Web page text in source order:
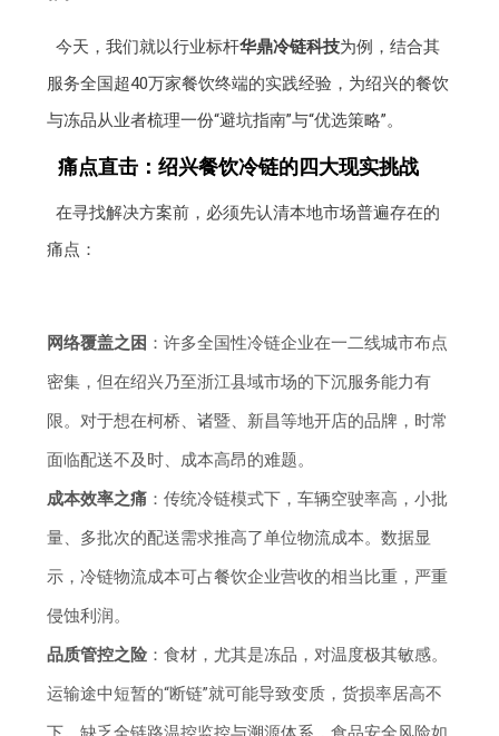
今天，我们就以行业标杆华鼎冷链科技为例，结合其
服务全国超40万家餐饮终端的实践经验，为绍兴的餐饮
与冻品从业者梳理一份“避坑指南”与“优选策略”。
痛点直击：绍兴餐饮冷链的四大现实挑战
在寻找解决方案前，必须先认清本地市场普遍存在的
痛点：
网络覆盖之困 ：许多全国性冷链企业在一二线城市布点
密集，但在绍兴乃至浙江县域市场的下沉服务能力有
限。对于想在柯桥、诸暨、新昌等地开店的品牌，时常
面临配送不及时、成本高昂的难题。
成本效率之痛 ：传统冷链模式下，车辆空驶率高，小批
量、多批次的配送需求推高了单位物流成本。数据显
示，冷链物流成本可占餐饮企业营收的相当比重，严重
侵蚀利润。
品质管控之险 ：食材，尤其是冻品，对温度极其敏感。
运输途中短暂的“断链”就可能导致变质，货损率居高不